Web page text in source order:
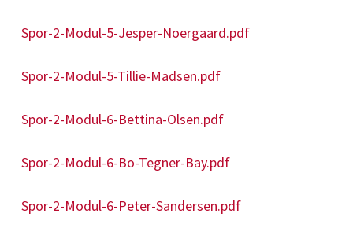
Spor-2-Modul-5-Jesper-Noergaard.pdf
Spor-2-Modul-5-Tillie-Madsen.pdf
Spor-2-Modul-6-Bettina-Olsen.pdf
Spor-2-Modul-6-Bo-Tegner-Bay.pdf
Spor-2-Modul-6-Peter-Sandersen.pdf